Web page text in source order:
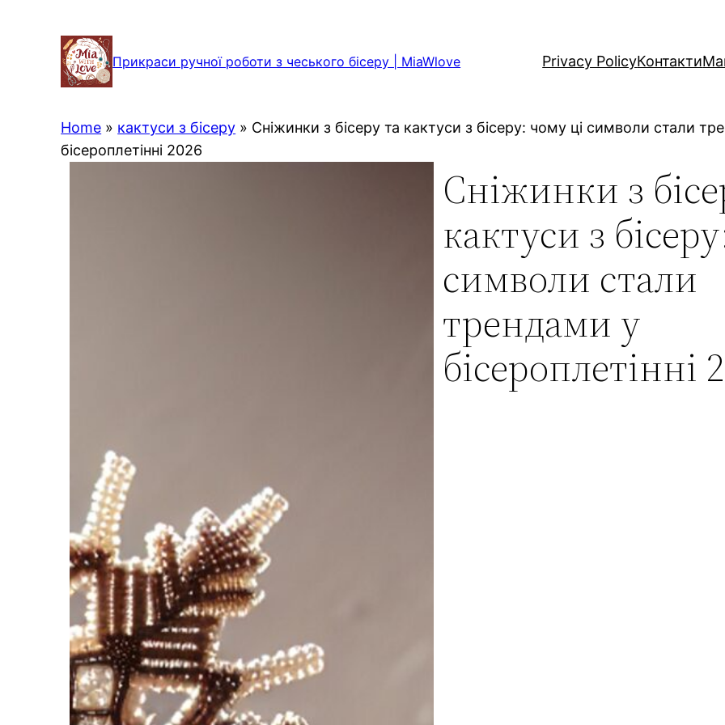
Прикраси ручної роботи з чеського бісеру | MiaWlove Privacy PolicyКонтакти
Home » кактуси з бісеру » Сніжинки з бісеру та кактуси з бісеру: чому ці символи стали
бісероплетінні 2026
Сніжинки з
кактуси з
символи стали
трендами у
бісероплетінні